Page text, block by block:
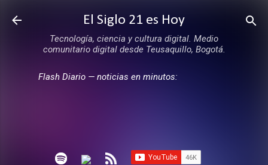
Ir al contenido principal
El Siglo 21 es Hoy
Tecnología, ciencia y cultura digital. Medio
comunitario digital desde Teusaquillo, Bogotá.
Flash Diario — noticias en minutos: